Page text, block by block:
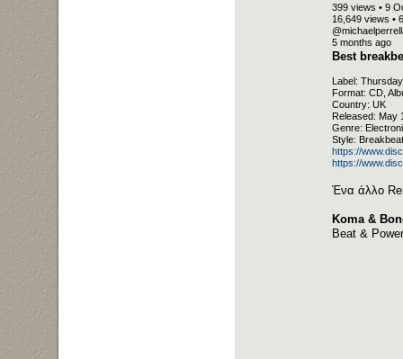
399 views • 9
16,649 views •
5 months ago
Best
Label:
Format: CD,
Country: UK
Released: May
Genre:
Style:
https://
https://
Ένα άλλο
Koma &
Beat &